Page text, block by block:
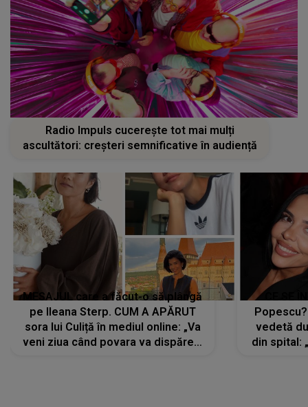
Radio Impuls cucerește tot mai mulți
ascultători: creșteri semnificative în audiență
MESAJUL care a făcut-o să plângă
pe Ileana Sterp. CUM A APĂRUT
sora lui Culiță în mediul online: „Va
veni ziua când povara va dispărea,
vedetă
din spital: